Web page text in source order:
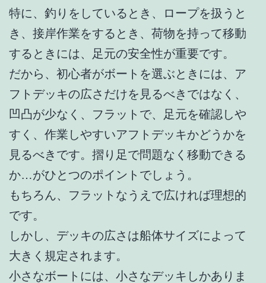
特に、釣りをしているとき、ロープを扱うと
き、接岸作業をするとき、荷物を持って移動
するときには、足元の安全性が重要です。
だから、初心者がボートを選ぶときには、ア
フトデッキの広さだけを見るべきではなく、
凹凸が少なく、フラットで、足元を確認しや
すく、作業しやすいアフトデッキかどうかを
見るべきです。摺り足で問題なく移動できる
か…がひとつのポイントでしょう。
もちろん、フラットなうえで広ければ理想的
です。
しかし、デッキの広さは船体サイズによって
大きく規定されます。
小さなボートには、小さなデッキしかありま